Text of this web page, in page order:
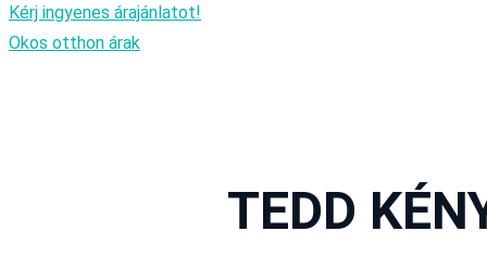
Facebook
Kérj ingyenes árajánlatot!
Okos otthon árak
TEDD